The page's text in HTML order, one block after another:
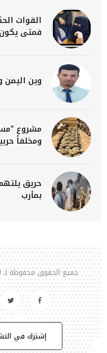
القوات
فمتى
وين اليمن
ومخلفاً
حريق
بمأرب
جميع الحقوق محفوظة لـ
إشترك في